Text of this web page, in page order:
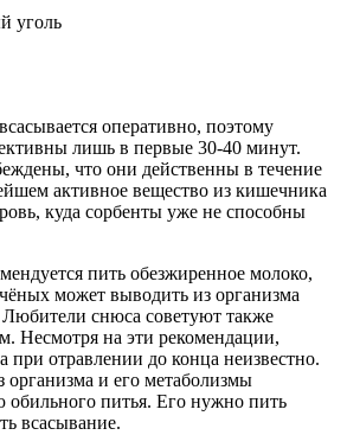
уголь
оперативно, поэтому
лишь в первые 30-40 минут.
что они действенны в течение
активное вещество из кишечника
куда сорбенты уже не способны
пить обезжиренное молоко,
может выводить из организма
снюса советуют также
Несмотря на эти рекомендации,
при отравлении до конца неизвестно.
организма и его метаболизмы
питья. Его нужно пить
всасывание.